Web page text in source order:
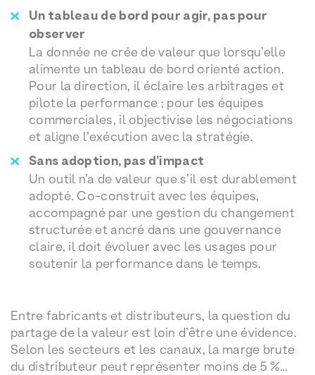
Un tableau de bord pour agir, pas pour
observer
La donnée ne crée de valeur que lorsqu’elle
alimente un tableau de bord orienté action.
Pour la direction, il éclaire les arbitrages et
pilote la performance ; pour les équipes
commerciales, il objectivise les négociations
et aligne l’exécution avec la stratégie.
Sans adoption, pas d’impact
Un outil n’a de valeur que s’il est durablement
adopté. Co-construit avec les équipes,
accompagné par une gestion du changement
structurée et ancré dans une gouvernance
claire, il doit évoluer avec les usages pour
soutenir la performance dans le temps.
Entre fabricants et distributeurs, la question du
partage de la valeur est loin d’être une évidence.
Selon les secteurs et les canaux, la marge brute
du distributeur peut représenter moins de 5 %…